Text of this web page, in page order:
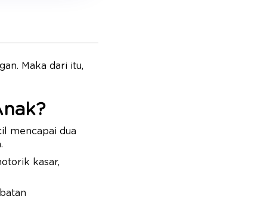
Maka dari itu,
mencapai dua
kasar,